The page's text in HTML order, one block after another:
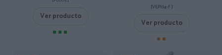
Ver producto
[VEPI04-F ]
Ver producto